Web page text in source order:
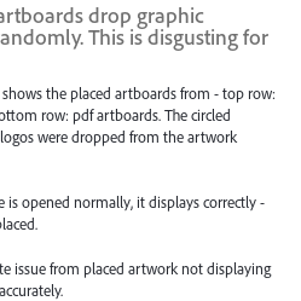
drop graphic
This is disgusting for
shows the placed artboards from - top row:
row: pdf artboards. The circled
were dropped from the artwork
is opened normally, it displays correctly -
issue from placed artwork not displaying